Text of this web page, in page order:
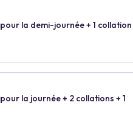
la demi-journée + 1 collation
la journée + 2 collations + 1